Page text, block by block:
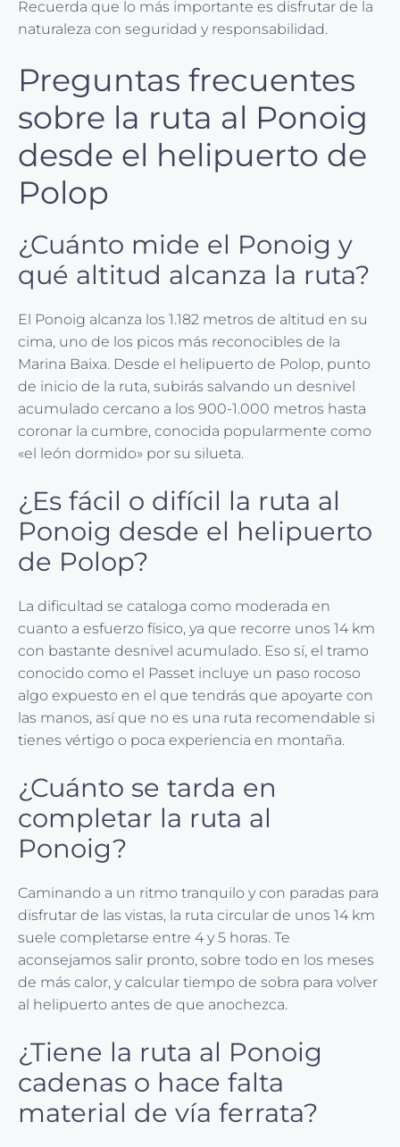
Recuerda que lo más importante es disfrutar de la
naturaleza con seguridad y responsabilidad.
Preguntas frecuentes
sobre la ruta al Ponoig
desde el helipuerto de
Polop
¿Cuánto mide el Ponoig y
qué altitud alcanza la ruta?
El Ponoig alcanza los 1.182 metros de altitud en su
cima, uno de los picos más reconocibles de la
Marina Baixa. Desde el helipuerto de Polop, punto
de inicio de la ruta, subirás salvando un desnivel
acumulado cercano a los 900-1.000 metros hasta
coronar la cumbre, conocida popularmente como
«el león dormido» por su silueta.
¿Es fácil o difícil la ruta al
Ponoig desde el helipuerto
de Polop?
La dificultad se cataloga como moderada en
cuanto a esfuerzo físico, ya que recorre unos 14 km
con bastante desnivel acumulado. Eso sí, el tramo
conocido como el Passet incluye un paso rocoso
algo expuesto en el que tendrás que apoyarte con
las manos, así que no es una ruta recomendable si
tienes vértigo o poca experiencia en montaña.
¿Cuánto se tarda en
completar la ruta al
Ponoig?
Caminando a un ritmo tranquilo y con paradas para
disfrutar de las vistas, la ruta circular de unos 14 km
suele completarse entre 4 y 5 horas. Te
aconsejamos salir pronto, sobre todo en los meses
de más calor, y calcular tiempo de sobra para volver
al helipuerto antes de que anochezca.
¿Tiene la ruta al Ponoig
cadenas o hace falta
material de vía ferrata?